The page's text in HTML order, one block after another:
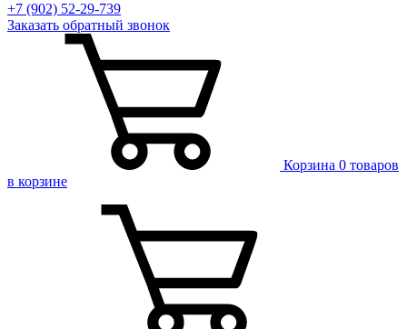
+7 (902) 52-29-739
Заказать обратный звонок
Корзина 0 товаров
в корзине